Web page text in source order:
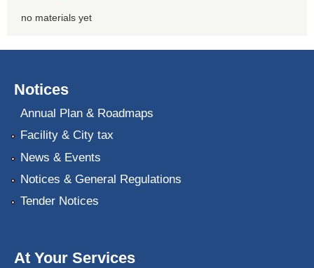
no materials yet
Notices
Annual Plan & Roadmaps
Facility & City tax
News & Events
Notices & General Regulations
Tender Notices
At Your Services